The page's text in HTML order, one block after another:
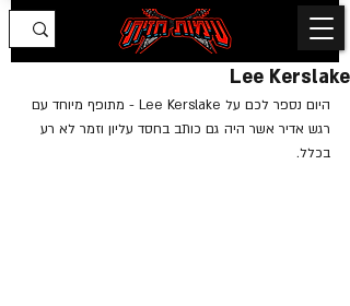
Lee Kerslake
היום נספר לכם על Lee Kerslake - מתופף מיוחד עם
רגש אדיר אשר היה גם כותב בחסד עליון וזמר לא רע
בכלל.